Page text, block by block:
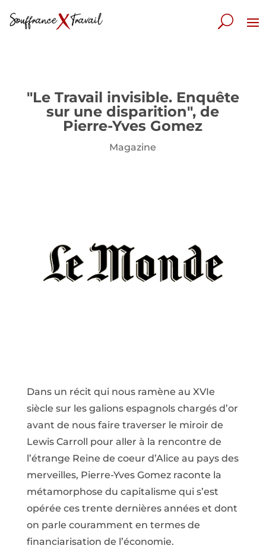
"Le Travail invisible. Enquête
sur une disparition", de
Pierre-Yves Gomez
Magazine
Dans un récit qui nous ramène au XVIe
siècle sur les galions espagnols chargés d’or
avant de nous faire traverser le miroir de
Lewis Carroll pour aller à la rencontre de
l’étrange Reine de coeur d’Alice au pays des
merveilles, Pierre-Yves Gomez raconte la
métamorphose du capitalisme qui s’est
opérée ces trente dernières années et dont
on parle couramment en termes de
financiarisation de l’économie.